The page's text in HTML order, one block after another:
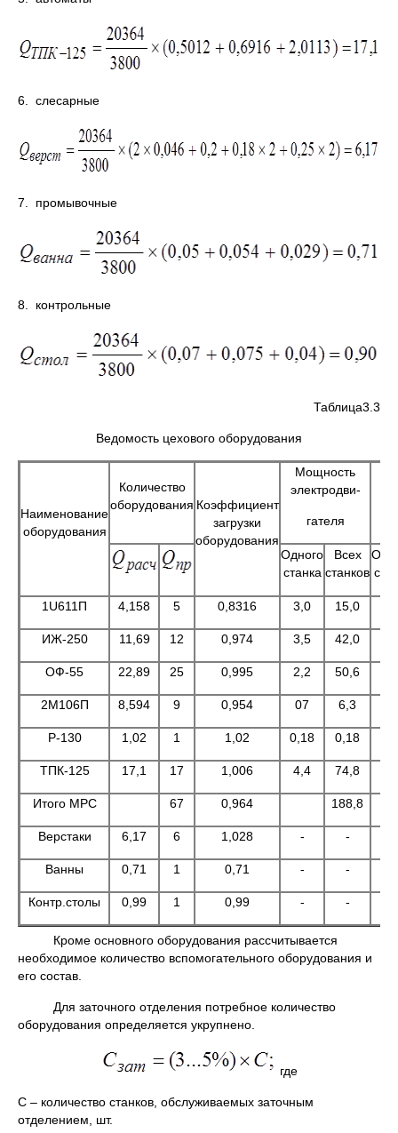
6. слесарные
7. промывочные
8. контрольные
Таблица3.3
Ведомость цехового оборудования
Наименование
оборудования
Количество
оборудования Коэффициент
загрузки
оборудования
Мощность
электродви-
гателя
Одного
станка
Всех
станков
1U611П 4,158 5 0,8316 3,0 15,0
ИЖ-250 11,69 12 0,974 3,5 42,0
ОФ-55 22,89 25 0,995 2,2 50,6
2М106П 8,594 9 0,954 07 6,3
Р-130 1,02 1 1,02 0,18 0,18
ТПК-125 17,1 17 1,006 4,4 74,8
Итого МРС 67 0,964 188,8
Верстаки 6,17 6 1,028 - -
Ванны 0,71 1 0,71 - -
Контр.столы 0,99 1 0,99 - -
Кроме основного оборудования рассчитывается
необходимое количество вспомогательного оборудования и
его состав.
Для заточного отделения потребное количество
оборудования определяется укрупнено.
где
С – количество станков, обслуживаемых заточным
отделением, шт.